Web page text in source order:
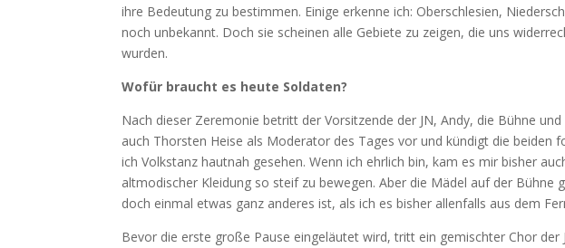
ihre Bedeutung zu bestimmen. Einige erkenne ich: Oberschlesien,
noch unbekannt. Doch sie scheinen alle Gebiete zu zeigen, die uns
wurden.
Wofür braucht es heute Soldaten?
Nach dieser Zeremonie betritt der Vorsitzende der JN, Andy, die Bühne
auch Thorsten Heise als Moderator des Tages vor und kündigt die beiden
ich Volkstanz hautnah gesehen. Wenn ich ehrlich bin, kam es mir bisher
altmodischer Kleidung so steif zu bewegen. Aber die Mädel auf der Bühne
doch einmal etwas ganz anderes ist, als ich es bisher allenfalls aus dem
Bevor die erste große Pause eingeläutet wird, tritt ein gemischter Chor